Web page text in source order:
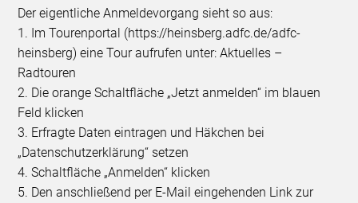
Der eigentliche Anmeldevorgang sieht so aus:
1. Im Tourenportal (https://heinsberg.adfc.de/adfc-
heinsberg) eine Tour aufrufen unter: Aktuelles –
Radtouren
2. Die orange Schaltfläche „Jetzt anmelden“ im blauen
Feld klicken
3. Erfragte Daten eintragen und Häkchen bei
„Datenschutzerklärung“ setzen
4. Schaltfläche „Anmelden“ klicken
5. Den anschließend per E-Mail eingehenden Link zur